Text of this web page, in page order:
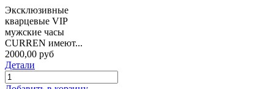
Эксклюзивные
кварцевые VIP
мужские часы
CURREN имеют...
2000,00 руб
Детали